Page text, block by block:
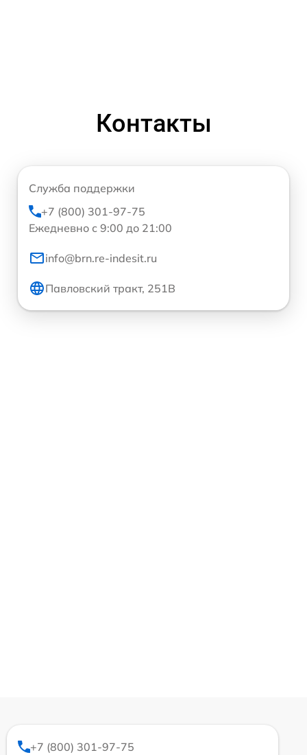
Контакты
Служба поддержки
+7 (800) 301-97-75
Ежедневно с 9:00 до 21:00
info@brn.re-indesit.ru
Павловский тракт, 251В
+7 (800) 301-97-75